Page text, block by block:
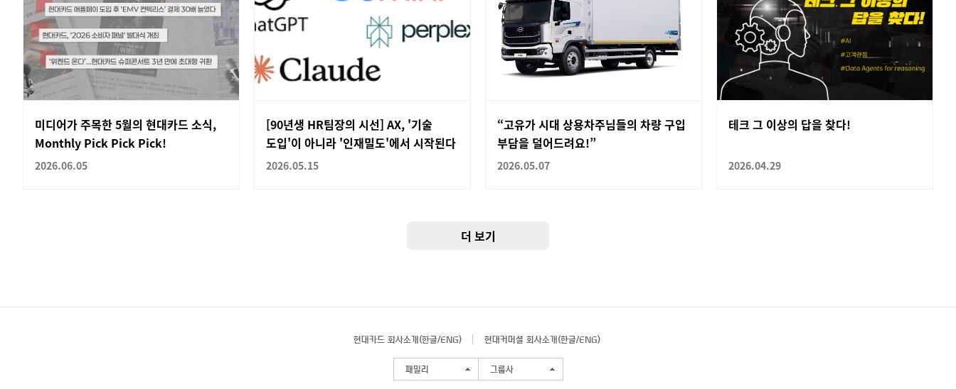
미디어가 주목한 5월의 현대카드 소식,
Monthly Pick Pick Pick!
2026.06.05
[90년생 HR팀장의 시선] AX, '기술
도입'이 아니라 '인재밀도'에서 시작된다
2026.05.15
“고유가 시대 상용차주님들의 차량 구입
부담을 덜어드려요!”
2026.05.07
테크 그 이상의 답을 찾다!
2026.04.29
더 보기
현대카드 회사소개(한글/ENG) 현대커머셜 회사소개(한글/ENG)
패밀리 그룹사